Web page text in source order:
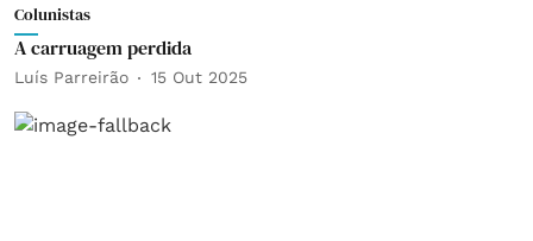
Colunistas
A carruagem perdida
Luís Parreirão 15 Out 2025